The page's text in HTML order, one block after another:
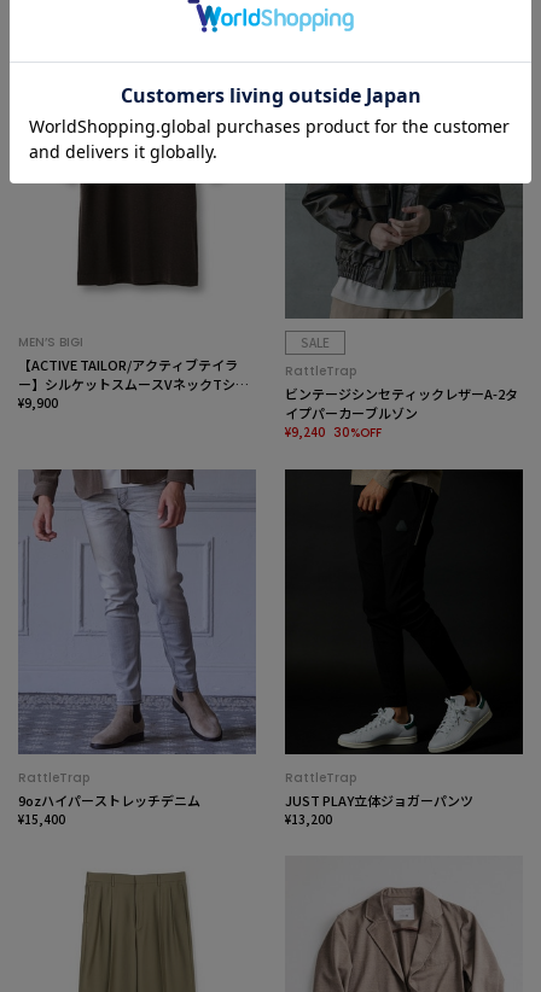
MEN’S BIGI
【ACTIVE TAILOR/アクティブテイラ
ー】シルケットスムースVネックTシャ
ツ＜接触冷感 / UVカット＞
¥9,900
SALE
RattleTrap
ビンテージシンセティックレザーA-2タ
イプパーカーブルゾン
¥9,240 30%OFF
RattleTrap
9ozハイパーストレッチデニム
¥15,400
RattleTrap
JUST PLAY立体ジョガーパンツ
¥13,200